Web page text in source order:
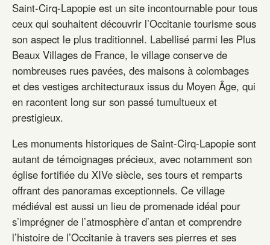
Saint-Cirq-Lapopie est un site incontournable pour tous
ceux qui souhaitent découvrir l’Occitanie tourisme sous
son aspect le plus traditionnel. Labellisé parmi les Plus
Beaux Villages de France, le village conserve de
nombreuses rues pavées, des maisons à colombages
et des vestiges architecturaux issus du Moyen Âge, qui
en racontent long sur son passé tumultueux et
prestigieux.
Les monuments historiques de Saint-Cirq-Lapopie sont
autant de témoignages précieux, avec notamment son
église fortifiée du XIVe siècle, ses tours et remparts
offrant des panoramas exceptionnels. Ce village
médiéval est aussi un lieu de promenade idéal pour
s’imprégner de l’atmosphère d’antan et comprendre
l’histoire de l’Occitanie à travers ses pierres et ses